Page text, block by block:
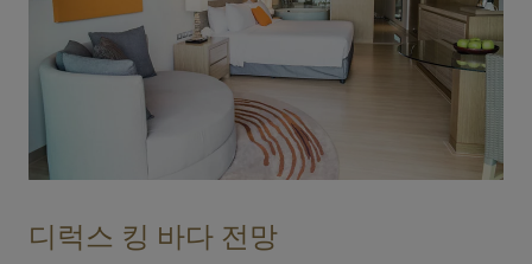
디럭스 킹 바다 전망